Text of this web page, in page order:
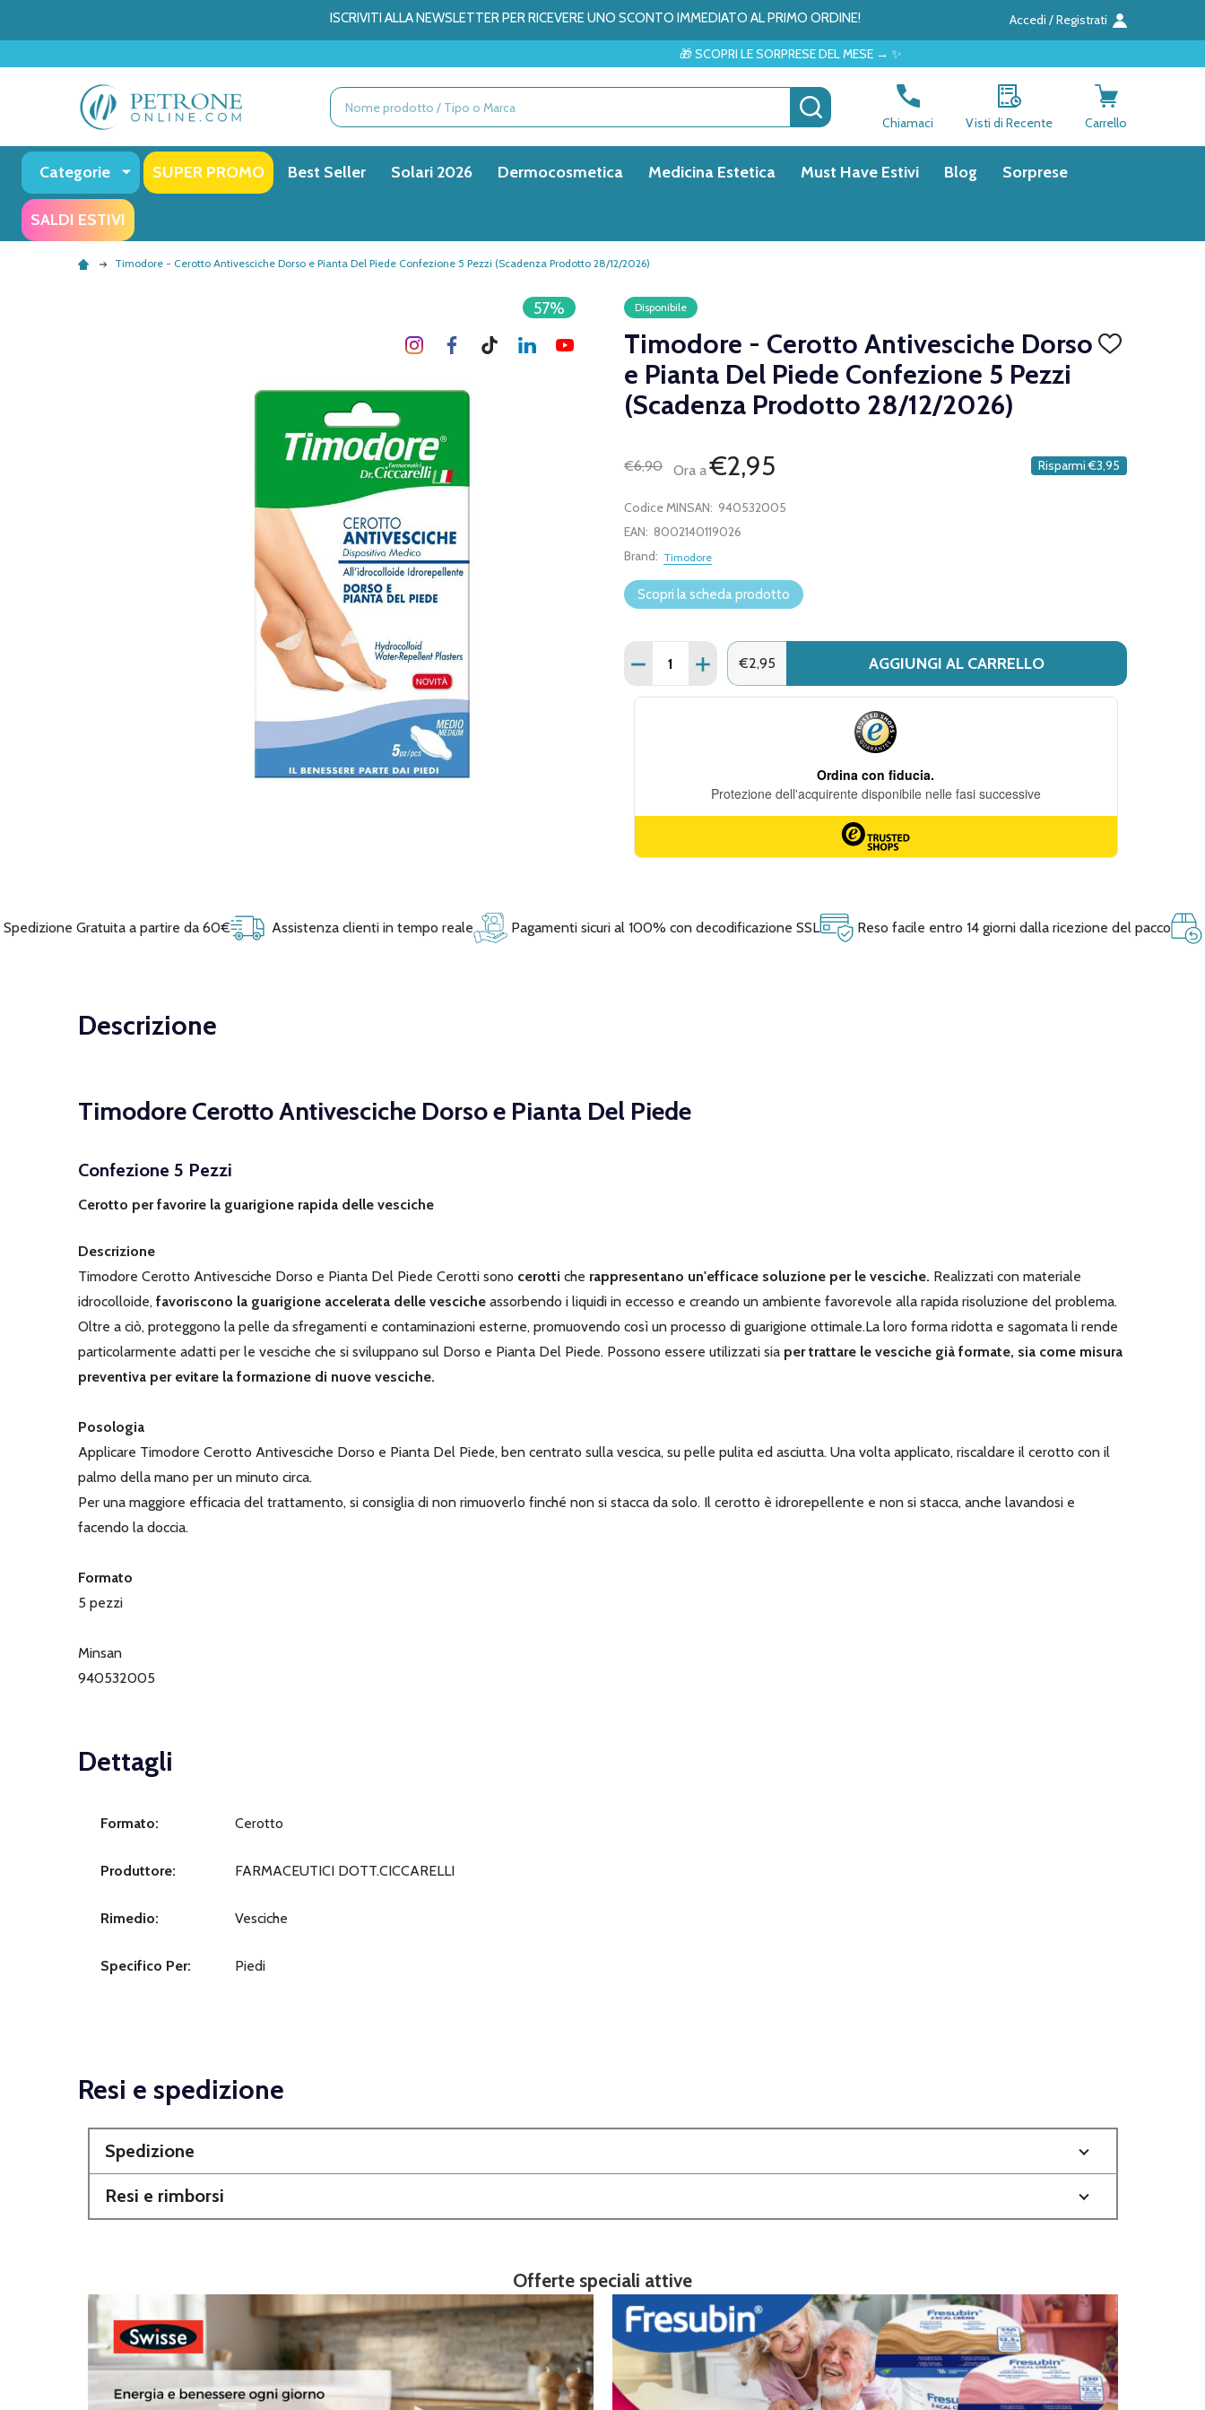
ISCRIVITI ALLA NEWSLETTER PER RICEVERE UNO SCONTO IMMEDIATO AL PRIMO ORDINE! Accedi / Registrati
🎁 SCOPRI LE SORPRESE DEL MESE → ✨
Ricerca CERCA
Chiamaci Visti di Recente Carrello
Categorie SUPER PROMO Best Seller Solari 2026 Dermocosmetica Medicina Estetica Must Have Estivi Blog Sorprese
SALDI ESTIVI
Timodore - Cerotto Antivesciche Dorso e Pianta Del Piede Confezione 5 Pezzi (Scadenza Prodotto 28/12/2026)
Disponibile
Timodore - Cerotto Antivesciche Dorso
e Pianta Del Piede Confezione 5 Pezzi
(Scadenza Prodotto 28/12/2026)
AGGIUNGI
€6,90 Ora a€2,95 Risparmi €3,95
57%
Codice MINSAN: 940532005
EAN: 8002140119026
Brand: Timodore
Scopri la scheda prodotto
Quantità:
DIMINUISCI QUANTITÀ DI TIMODORE - CEROTTO ANTIVESCICHE DORSO E PIANTA
AUMENTA QUANTITÀ DI TIMODORE - CEROTTO ANTIVESCICHE DORSO E
€2,95 AGGIUNGI AL CARRELLO
Spedizione Gratuita a partire da 60€ Assistenza clienti in tempo reale Pagamenti sicuri al 100% con decodificazione SSL Reso facile entro 14 giorni dalla ricezione del pacco
Descrizione
Timodore Cerotto Antivesciche Dorso e Pianta Del Piede
Confezione 5 Pezzi
Cerotto per favorire la guarigione rapida delle vesciche
Descrizione
Timodore Cerotto Antivesciche Dorso e Pianta Del Piede Cerotti sono cerotti che rappresentano un'efficace soluzione per le vesciche. Realizzati con materiale
idrocolloide, favoriscono la guarigione accelerata delle vesciche assorbendo i liquidi in eccesso e creando un ambiente favorevole alla rapida risoluzione del problema.
Oltre a ciò, proteggono la pelle da sfregamenti e contaminazioni esterne, promuovendo così un processo di guarigione ottimale.La loro forma ridotta e sagomata li rende
particolarmente adatti per le vesciche che si sviluppano sul Dorso e Pianta Del Piede. Possono essere utilizzati sia per trattare le vesciche già formate, sia come misura
preventiva per evitare la formazione di nuove vesciche.
Posologia
Applicare Timodore Cerotto Antivesciche Dorso e Pianta Del Piede, ben centrato sulla vescica, su pelle pulita ed asciutta. Una volta applicato, riscaldare il cerotto con il
palmo della mano per un minuto circa.
Per una maggiore efficacia del trattamento, si consiglia di non rimuoverlo finché non si stacca da solo. Il cerotto è idrorepellente e non si stacca, anche lavandosi e
facendo la doccia.
Formato
5 pezzi
Minsan
940532005
Dettagli
Formato: Cerotto
Produttore: FARMACEUTICI DOTT.CICCARELLI
Rimedio: Vesciche
Specifico Per: Piedi
Resi e spedizione
Spedizione
Resi e rimborsi
Offerte speciali attive